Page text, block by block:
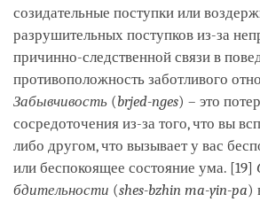
созидательные поступки или
разрушительных поступков из-за
причинно-следственной связи в
противоположность заботливого
Забывчивость (brjed-nges) – это
сосредоточения из-за того, что вы
либо другом, что вызывает у вас
или беспокоящее состояние ума. [19]
бдительности (shes-bzhin ma-yin-pa)